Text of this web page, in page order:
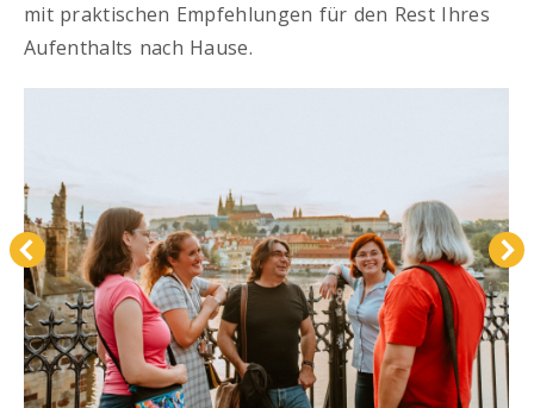
mit praktischen Empfehlungen für den Rest Ihres
Aufenthalts nach Hause.